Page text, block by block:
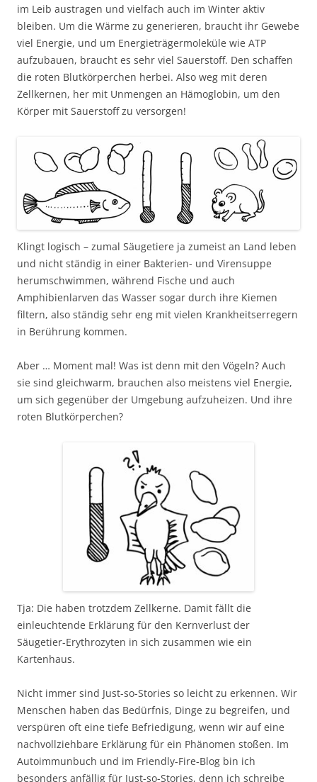
im Leib austragen und vielfach auch im Winter aktiv
bleiben. Um die Wärme zu generieren, braucht ihr Gewebe
viel Energie, und um Energieträgermoleküle wie ATP
aufzubauen, braucht es sehr viel Sauerstoff. Den schaffen
die roten Blutkörperchen herbei. Also weg mit deren
Zellkernen, her mit Unmengen an Hämoglobin, um den
Körper mit Sauerstoff zu versorgen!
Klingt logisch – zumal Säugetiere ja zumeist an Land leben
und nicht ständig in einer Bakterien- und Virensuppe
herumschwimmen, während Fische und auch
Amphibienlarven das Wasser sogar durch ihre Kiemen
filtern, also ständig sehr eng mit vielen Krankheitserregern
in Berührung kommen.
Aber … Moment mal! Was ist denn mit den Vögeln? Auch
sie sind gleichwarm, brauchen also meistens viel Energie,
um sich gegenüber der Umgebung aufzuheizen. Und ihre
roten Blutkörperchen?
Tja: Die haben trotzdem Zellkerne. Damit fällt die
einleuchtende Erklärung für den Kernverlust der
Säugetier-Erythrozyten in sich zusammen wie ein
Kartenhaus.
Nicht immer sind Just-so-Stories so leicht zu erkennen. Wir
Menschen haben das Bedürfnis, Dinge zu begreifen, und
verspüren oft eine tiefe Befriedigung, wenn wir auf eine
nachvollziehbare Erklärung für ein Phänomen stoßen. Im
Autoimmunbuch und im Friendly-Fire-Blog bin ich
besonders anfällig für Just-so-Stories, denn ich schreibe